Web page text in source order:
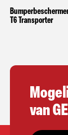
T6 Transporter
van